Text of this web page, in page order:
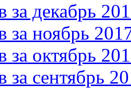
за декабрь
за ноябрь
за октябрь
за сентябрь